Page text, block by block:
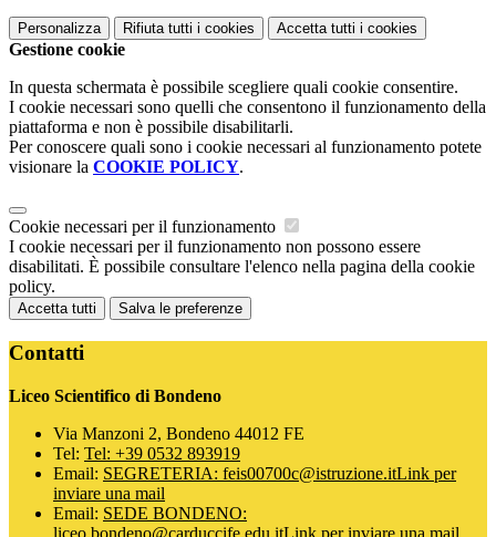
Personalizza Rifiuta tutti i cookies Accetta tutti i cookies
Gestione cookie
In questa schermata è possibile scegliere quali cookie consentire.
I cookie necessari sono quelli che consentono il funzionamento della
piattaforma e non è possibile disabilitarli.
Per conoscere quali sono i cookie necessari al funzionamento potete
visionare la COOKIE POLICY.
Cookie necessari per il funzionamento
I cookie necessari per il funzionamento non possono essere
disabilitati. È possibile consultare l'elenco nella pagina della cookie
policy.
Accetta tutti Salva le preferenze
Contatti
Liceo Scientifico di Bondeno
Via Manzoni 2, Bondeno 44012 FE
Tel: Tel: +39 0532 893919
Email: SEGRETERIA: feis00700c@istruzione.itLink per
inviare una mail
Email: SEDE BONDENO:
liceo.bondeno@carduccife.edu.itLink per inviare una mail